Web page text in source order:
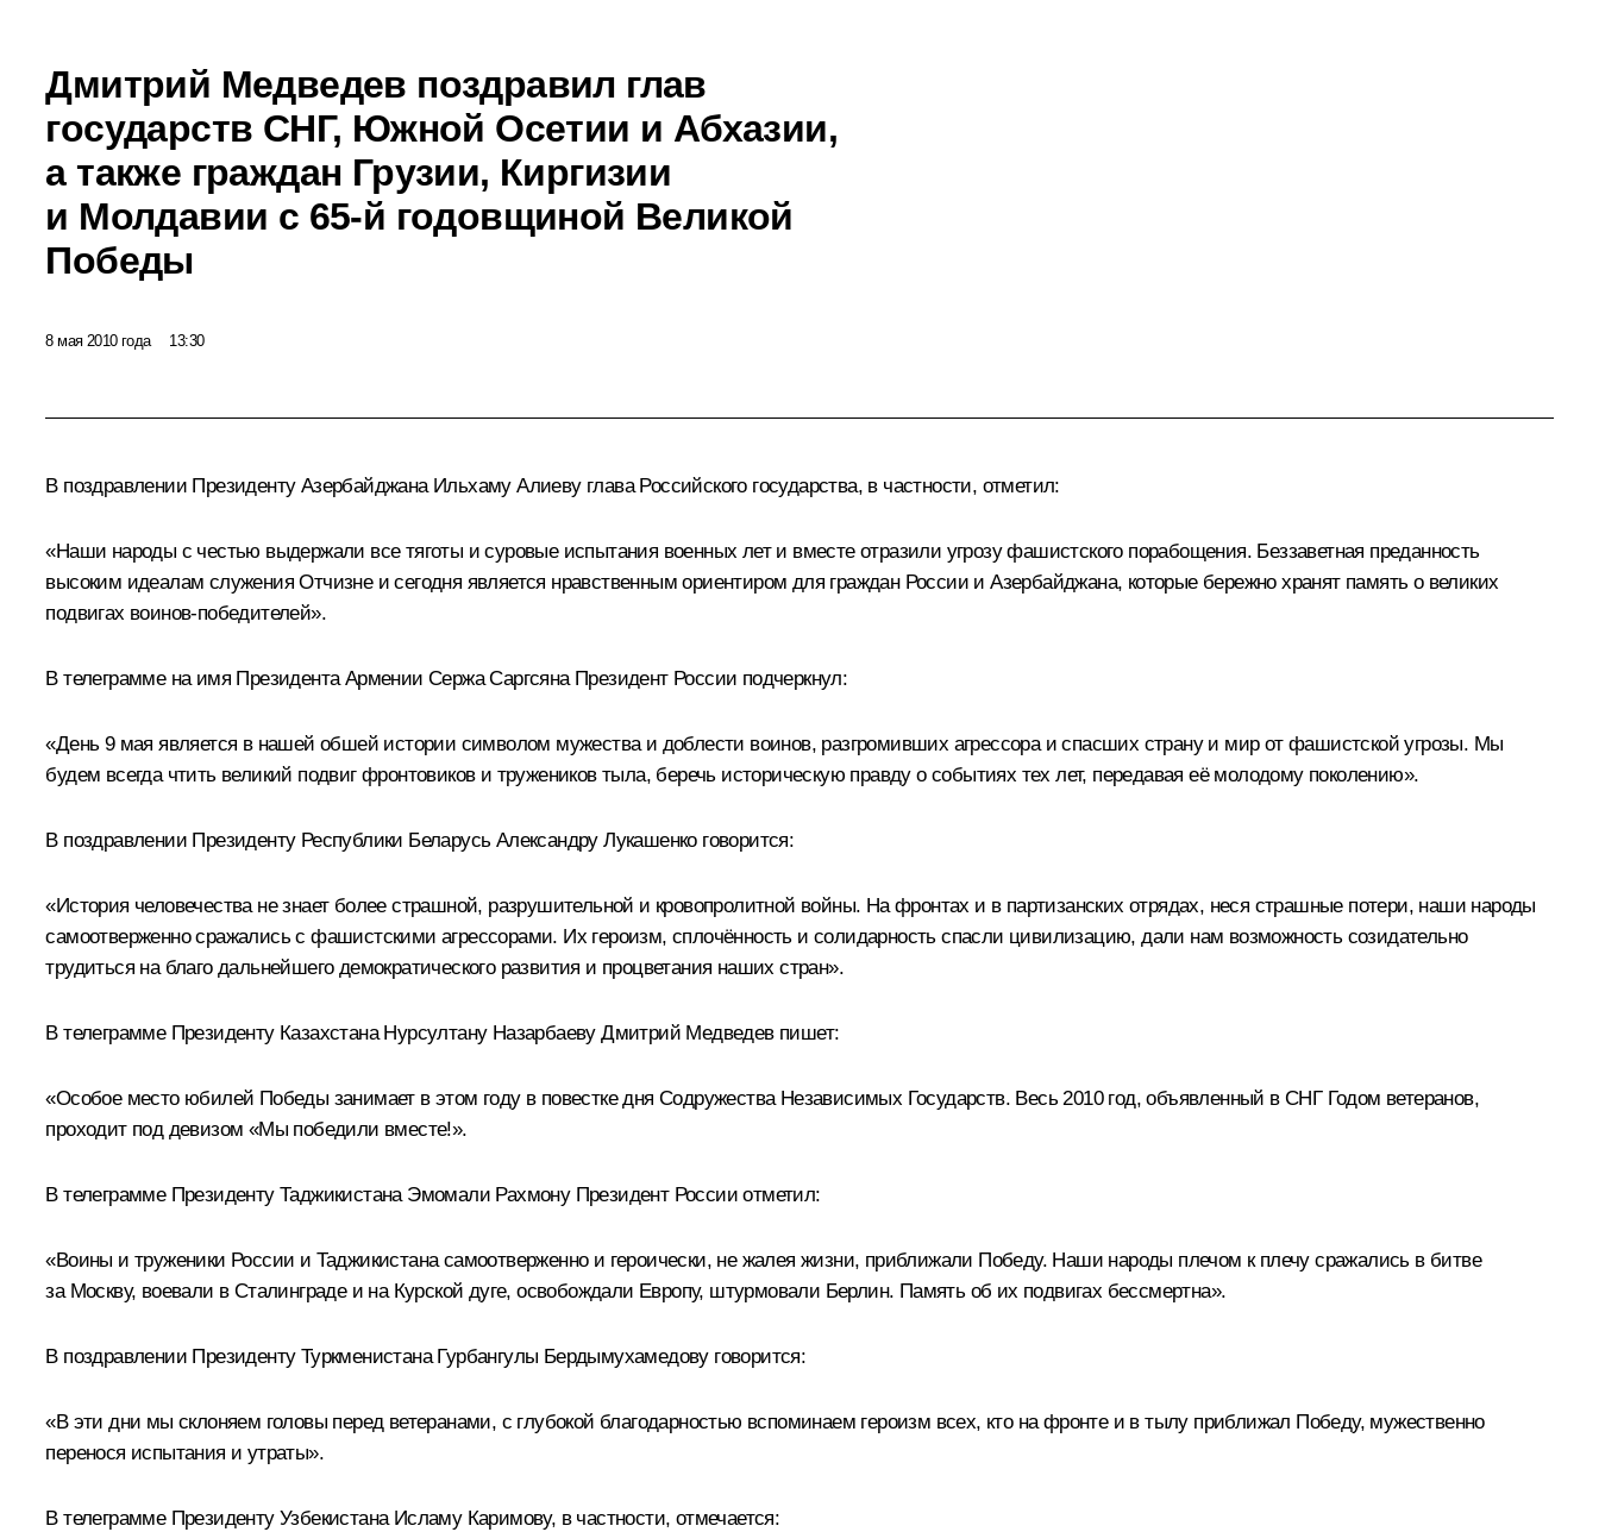
Дмитрий Медведев поздравил глав
государств СНГ, Южной Осетии и Абхазии,
а также граждан Грузии, Киргизии
и Молдавии с 65-й годовщиной Великой
Победы
8 мая 2010 года 13:30
В поздравлении Президенту Азербайджана Ильхаму Алиеву глава Российского государства, в частности, отметил:
«Наши народы с честью выдержали все тяготы и суровые испытания военных лет и вместе отразили угрозу фашистского порабощения. Беззаветная преданность
высоким идеалам служения Отчизне и сегодня является нравственным ориентиром для граждан России и Азербайджана, которые бережно хранят память о великих
подвигах воинов-победителей».
В телеграмме на имя Президента Армении Сержа Саргсяна Президент России подчеркнул:
«День 9 мая является в нашей обшей истории символом мужества и доблести воинов, разгромивших агрессора и спасших страну и мир от фашистской угрозы. Мы
будем всегда чтить великий подвиг фронтовиков и тружеников тыла, беречь историческую правду о событиях тех лет, передавая её молодому поколению».
В поздравлении Президенту Республики Беларусь Александру Лукашенко говорится:
«История человечества не знает более страшной, разрушительной и кровопролитной войны. На фронтах и в партизанских отрядах, неся страшные потери, наши народы
самоотверженно сражались с фашистскими агрессорами. Их героизм, сплочённость и солидарность спасли цивилизацию, дали нам возможность созидательно
трудиться на благо дальнейшего демократического развития и процветания наших стран».
В телеграмме Президенту Казахстана Нурсултану Назарбаеву Дмитрий Медведев пишет:
«Особое место юбилей Победы занимает в этом году в повестке дня Содружества Независимых Государств. Весь 2010 год, объявленный в СНГ Годом ветеранов,
проходит под девизом «Мы победили вместе!».
В телеграмме Президенту Таджикистана Эмомали Рахмону Президент России отметил:
«Воины и труженики России и Таджикистана самоотверженно и героически, не жалея жизни, приближали Победу. Наши народы плечом к плечу сражались в битве
за Москву, воевали в Сталинграде и на Курской дуге, освобождали Европу, штурмовали Берлин. Память об их подвигах бессмертна».
В поздравлении Президенту Туркменистана Гурбангулы Бердымухамедову говорится:
«В эти дни мы склоняем головы перед ветеранами, с глубокой благодарностью вспоминаем героизм всех, кто на фронте и в тылу приближал Победу, мужественно
перенося испытания и утраты».
В телеграмме Президенту Узбекистана Исламу Каримову, в частности, отмечается: